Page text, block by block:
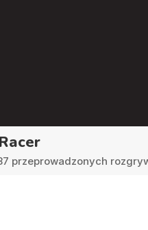
przeprowadzonych